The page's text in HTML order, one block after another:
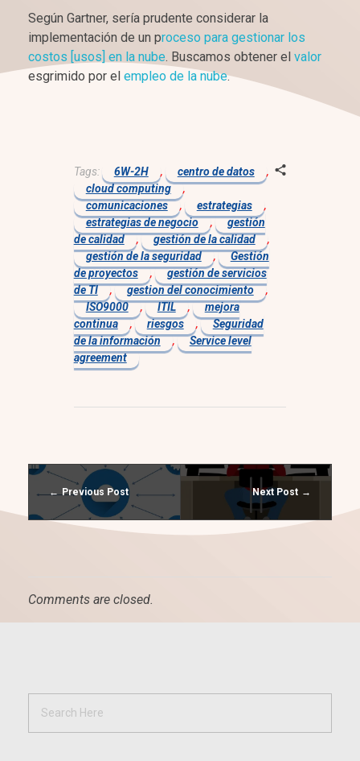
Según Gartner, sería prudente considerar la
implementación de un proceso para gestionar los
costos [usos] en la nube. Buscamos obtener el valor
esgrimido por el empleo de la nube.
Tags: 6W-2H , centro de datos
,
cloud computing
,
comunicaciones
, estrategias
,
estrategias de negocio
,
gestión
de calidad
, gestión de la calidad
,
gestión de la seguridad
,
Gestión
de proyectos
,
gestión de servicios
de TI
, gestion del conocimiento
,
ISO9000
, ITIL ,
mejora
continua
, riesgos ,
Seguridad
de la información
,
Service level
agreement
Previous Post Next Post
Comments are closed.